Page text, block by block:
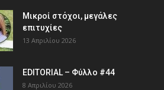
Μικροί στόχοι, μεγάλες
επιτυχίες
13 Απριλίου 2026
EDITORIAL – Φύλλο #44
8 Απριλίου 2026